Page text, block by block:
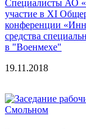
Специалисты АО
участие в XI
конференции
средства
в "Военмехе"
19.11.2018